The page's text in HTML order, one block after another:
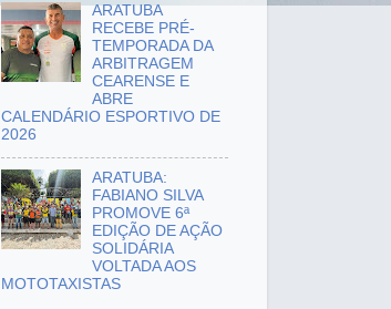
ARATUBA
RECEBE PRÉ-
TEMPORADA DA
ARBITRAGEM
CEARENSE E
ABRE
CALENDÁRIO ESPORTIVO DE
2026
ARATUBA:
FABIANO SILVA
PROMOVE 6ª
EDIÇÃO DE AÇÃO
SOLIDÁRIA
VOLTADA AOS
MOTOTAXISTAS